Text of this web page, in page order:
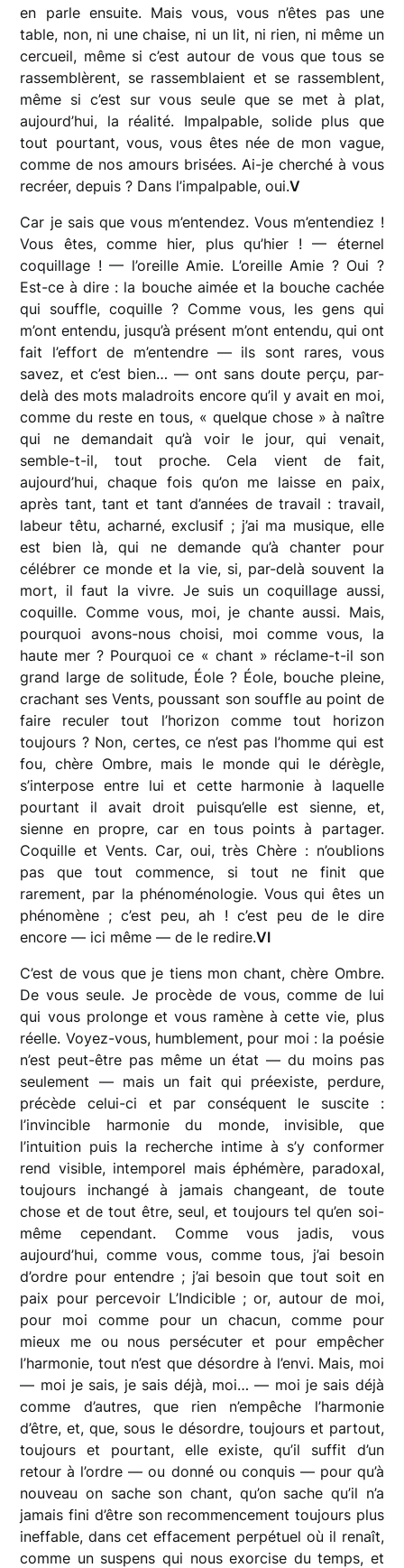
en parle ensuite. Mais vous, vous n’êtes pas une
table, non, ni une chaise, ni un lit, ni rien, ni même un
cercueil, même si c’est autour de vous que tous se
rassemblèrent, se rassemblaient et se rassemblent,
même si c’est sur vous seule que se met à plat,
aujourd’hui, la réalité. Impalpable, solide plus que
tout pourtant, vous, vous êtes née de mon vague,
comme de nos amours brisées. Ai-je cherché à vous
recréer, depuis ? Dans l’impalpable, oui.V
Car je sais que vous m’entendez. Vous m’entendiez !
Vous êtes, comme hier, plus qu’hier ! — éternel
coquillage ! — l’oreille Amie. L’oreille Amie ? Oui ?
Est-ce à dire : la bouche aimée et la bouche cachée
qui souffle, coquille ? Comme vous, les gens qui
m’ont entendu, jusqu’à présent m’ont entendu, qui ont
fait l’effort de m’entendre — ils sont rares, vous
savez, et c’est bien… — ont sans doute perçu, par-
delà des mots maladroits encore qu’il y avait en moi,
comme du reste en tous, « quelque chose » à naître
qui ne demandait qu’à voir le jour, qui venait,
semble-t-il, tout proche. Cela vient de fait,
aujourd’hui, chaque fois qu’on me laisse en paix,
après tant, tant et tant d’années de travail : travail,
labeur têtu, acharné, exclusif ; j’ai ma musique, elle
est bien là, qui ne demande qu’à chanter pour
célébrer ce monde et la vie, si, par-delà souvent la
mort, il faut la vivre. Je suis un coquillage aussi,
coquille. Comme vous, moi, je chante aussi. Mais,
pourquoi avons-nous choisi, moi comme vous, la
haute mer ? Pourquoi ce « chant » réclame-t-il son
grand large de solitude, Éole ? Éole, bouche pleine,
crachant ses Vents, poussant son souffle au point de
faire reculer tout l’horizon comme tout horizon
toujours ? Non, certes, ce n’est pas l’homme qui est
fou, chère Ombre, mais le monde qui le dérègle,
s’interpose entre lui et cette harmonie à laquelle
pourtant il avait droit puisqu’elle est sienne, et,
sienne en propre, car en tous points à partager.
Coquille et Vents. Car, oui, très Chère : n’oublions
pas que tout commence, si tout ne finit que
rarement, par la phénoménologie. Vous qui êtes un
phénomène ; c’est peu, ah ! c’est peu de le dire
encore — ici même — de le redire.VI
C’est de vous que je tiens mon chant, chère Ombre.
De vous seule. Je procède de vous, comme de lui
qui vous prolonge et vous ramène à cette vie, plus
réelle. Voyez-vous, humblement, pour moi : la poésie
n’est peut-être pas même un état — du moins pas
seulement — mais un fait qui préexiste, perdure,
précède celui-ci et par conséquent le suscite :
l’invincible harmonie du monde, invisible, que
l’intuition puis la recherche intime à s’y conformer
rend visible, intemporel mais éphémère, paradoxal,
toujours inchangé à jamais changeant, de toute
chose et de tout être, seul, et toujours tel qu’en soi-
même cependant. Comme vous jadis, vous
aujourd’hui, comme vous, comme tous, j’ai besoin
d’ordre pour entendre ; j’ai besoin que tout soit en
paix pour percevoir L’Indicible ; or, autour de moi,
pour moi comme pour un chacun, comme pour
mieux me ou nous persécuter et pour empêcher
l’harmonie, tout n’est que désordre à l’envi. Mais, moi
— moi je sais, je sais déjà, moi… — moi je sais déjà
comme d’autres, que rien n’empêche l’harmonie
d’être, et, que, sous le désordre, toujours et partout,
toujours et pourtant, elle existe, qu’il suffit d’un
retour à l’ordre — ou donné ou conquis — pour qu’à
nouveau on sache son chant, qu’on sache qu’il n’a
jamais fini d’être son recommencement toujours plus
ineffable, dans cet effacement perpétuel où il renaît,
comme un suspens qui nous exorcise du temps, et